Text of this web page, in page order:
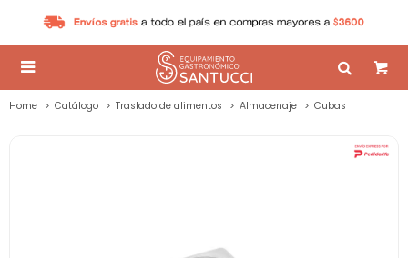

Home Catálogo Traslado de alimentos Almacenaje Cubas